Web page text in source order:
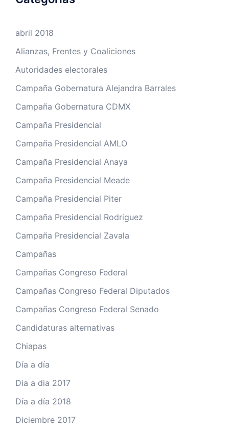
abril 2018
Alianzas, Frentes y Coaliciones
Autoridades electorales
Campaña Gobernatura Alejandra Barrales
Campaña Gobernatura CDMX
Campaña Presidencial
Campaña Presidencial AMLO
Campaña Presidencial Anaya
Campaña Presidencial Meade
Campaña Presidencial Piter
Campaña Presidencial Rodriguez
Campaña Presidencial Zavala
Campañas
Campañas Congreso Federal
Campañas Congreso Federal Diputados
Campañas Congreso Federal Senado
Candidaturas alternativas
Chiapas
Día a día
Dia a dia 2017
Día a día 2018
Diciembre 2017